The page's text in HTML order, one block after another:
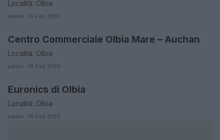
Località: Olbia
admin · 16 Feb 2010
OLBIA-TEMPIO
Centro Commerciale Olbia Mare – Auchan
Località: Olbia
admin · 16 Feb 2010
OLBIA-TEMPIO
Euronics di Olbia
Località: Olbia
admin · 16 Feb 2010